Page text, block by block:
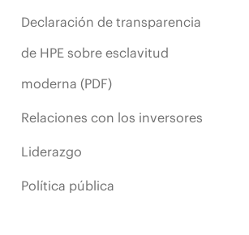
Declaración de transparencia
de HPE sobre esclavitud
moderna (PDF)
Relaciones con los inversores
Liderazgo
Política pública